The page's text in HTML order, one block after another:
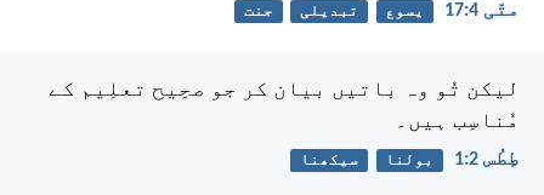
متّی 4:‏17 یسوع تبدیلی جنت
لیکن تُو وہ باتیں بیان کر جو صحِیح تعلِیم کے
مُناسِب ہیں۔
طِطُس 2:‏1 بولنا سیکھنا